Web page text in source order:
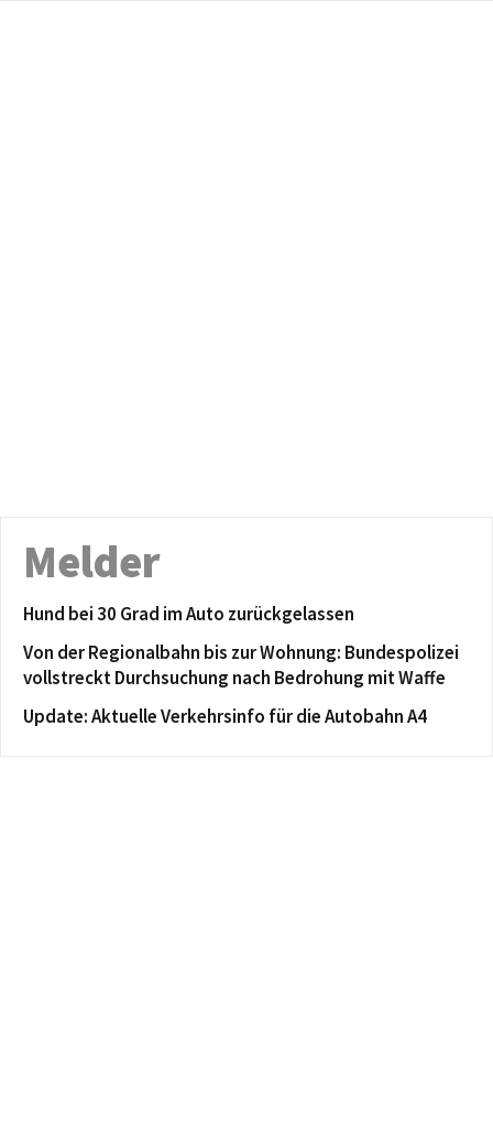
Melder
Hund bei 30 Grad im Auto zurückgelassen
Von der Regionalbahn bis zur Wohnung: Bundespolizei
vollstreckt Durchsuchung nach Bedrohung mit Waffe
Update: Aktuelle Verkehrsinfo für die Autobahn A4